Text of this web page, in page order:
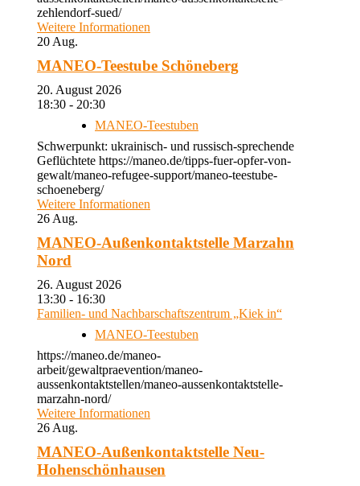
zehlendorf-sued/
Weitere Informationen
20 Aug.
MANEO-Teestube Schöneberg
20. August 2026
18:30 - 20:30
MANEO-Teestuben
Schwerpunkt: ukrainisch- und russisch-sprechende
Geflüchtete https://maneo.de/tipps-fuer-opfer-von-
gewalt/maneo-refugee-support/maneo-teestube-
schoeneberg/
Weitere Informationen
26 Aug.
MANEO-Außenkontaktstelle Marzahn
Nord
26. August 2026
13:30 - 16:30
Familien- und Nachbarschaftszentrum „Kiek in“
MANEO-Teestuben
https://maneo.de/maneo-
arbeit/gewaltpraevention/maneo-
aussenkontaktstellen/maneo-aussenkontaktstelle-
marzahn-nord/
Weitere Informationen
26 Aug.
MANEO-Außenkontaktstelle Neu-
Hohenschönhausen